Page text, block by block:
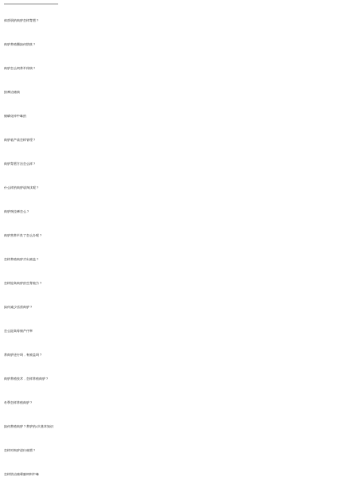
体质弱的肉驴怎样育肥？
肉驴养殖圈如何防疫？
肉驴怎么饲养不得病？
按摩治猪病
猪磷化锌中毒的
肉驴临产该怎样管理？
肉驴育肥方法怎么样？
什么样的肉驴该淘汰呢？
肉驴驹拉稀怎么？
肉驴营养不良了怎么办呢？
怎样养殖肉驴才出效益？
怎样提高肉驴的生育能力？
如何减少劣质肉驴？
怎么提高母猪产仔率
养肉驴还行吗，有效益吗？
肉驴养殖技术，怎样养殖肉驴？
冬季怎样养殖肉驴？
如何养殖肉驴？养驴的4大基本知识
怎样对肉驴进行催肥？
怎样防治猪霉败饲料中毒